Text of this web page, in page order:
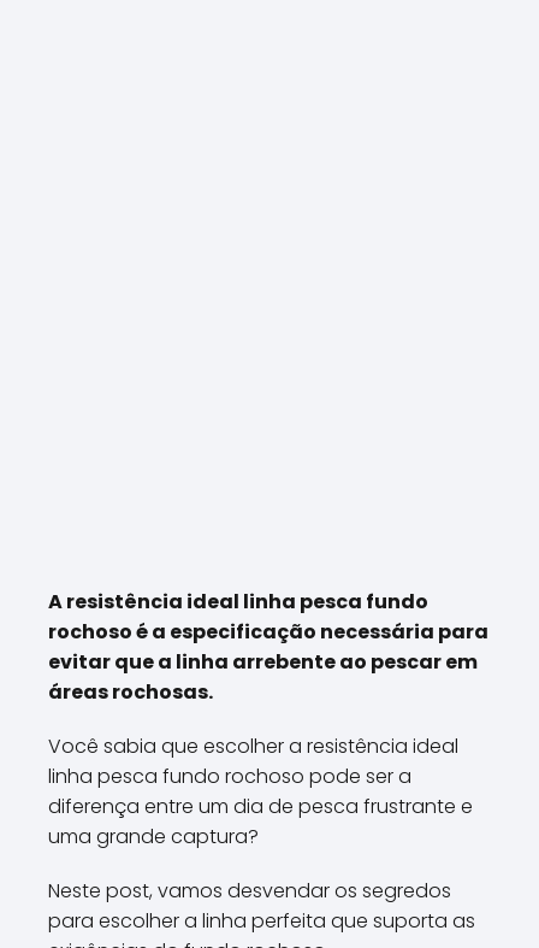
A resistência ideal linha pesca fundo
rochoso é a especificação necessária para
evitar que a linha arrebente ao pescar em
áreas rochosas.
Você sabia que escolher a resistência ideal
linha pesca fundo rochoso pode ser a
diferença entre um dia de pesca frustrante e
uma grande captura?
Neste post, vamos desvendar os segredos
para escolher a linha perfeita que suporta as